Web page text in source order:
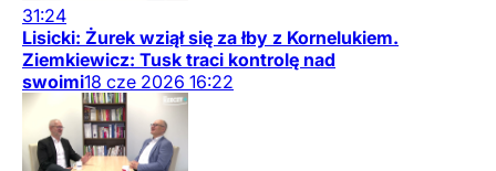
31:24
Lisicki: Żurek wziął się za łby z Kornelukiem.
Ziemkiewicz: Tusk traci kontrolę nad
swoimi18 cze 2026 16:22